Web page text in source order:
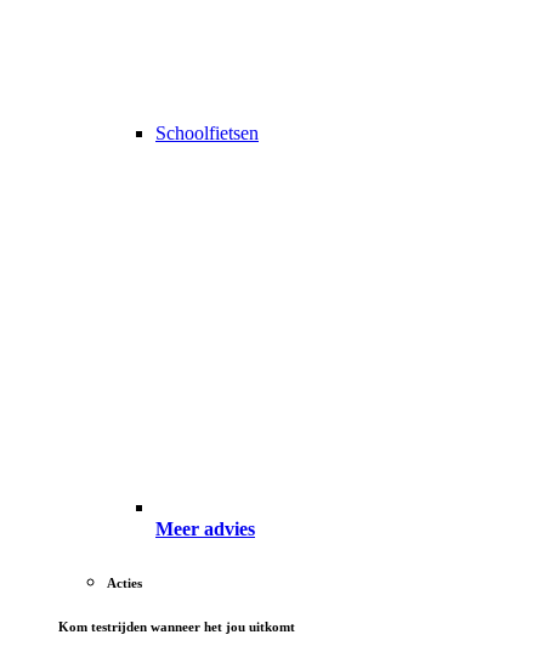
Schoolfietsen
Meer advies
Acties
Kom testrijden wanneer het jou uitkomt